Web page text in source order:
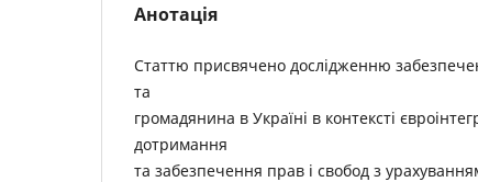
Анотація
Статтю присвячено дослідженню
та
громадянина в Україні в контексті
дотримання
та забезпечення прав і свобод з